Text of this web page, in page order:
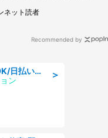
けを求めると、住人の男
」
ネット読者
Recommended by
＞
マシンオペレーター/未経験OK/日払いOK/寮完備/交替制/20・30・40代活躍中
ン